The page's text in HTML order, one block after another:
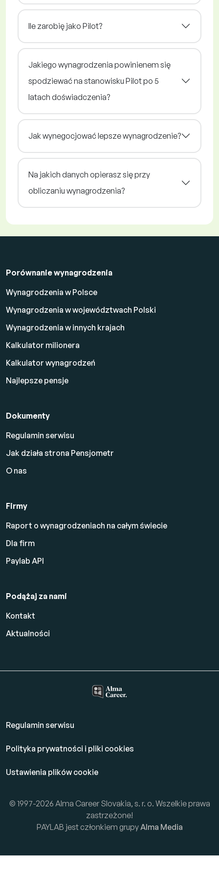
Ile zarobię jako Pilot?
Jakiego wynagrodzenia powinienem się
spodziewać na stanowisku Pilot po 5
latach doświadczenia?
Jak wynegocjować lepsze wynagrodzenie?
Na jakich danych opierasz się przy
obliczaniu wynagrodzenia?
Porównanie wynagrodzenia
Wynagrodzenia w Polsce
Wynagrodzenia w województwach Polski
Wynagrodzenia w innych krajach
Kalkulator milionera
Kalkulator wynagrodzeń
Najlepsze pensje
Dokumenty
Regulamin serwisu
Jak działa strona Pensjometr
O nas
Firmy
Raport o wynagrodzeniach na całym świecie
Dla firm
Paylab API
Podążaj za nami
Kontakt
Aktualności
Regulamin serwisu
Polityka prywatności i pliki cookies
Ustawienia plików cookie
© 1997-2026 Alma Career Slovakia, s. r. o. Wszelkie prawa
zastrzeżone!
PAYLAB jest członkiem grupy Alma Media